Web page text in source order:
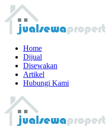
Home
Dijual
Disewakan
Artikel
Hubungi Kami